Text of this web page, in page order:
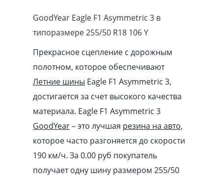
GoodYear Eagle F1 Asymmetric 3 в
типоразмере 255/50 R18 106 Y
Прекрасное сцепление с дорожным
полотном, которое обеспечивают
Летние шины Eagle F1 Asymmetric 3,
достигается за счет высокого качества
материала. Eagle F1 Asymmetric 3
GoodYear– это лучшая резина на авто,
которое часто разгоняется до скорости
190 км/ч. За 0.00 pуб покупатель
получает одну шину размером 255/50